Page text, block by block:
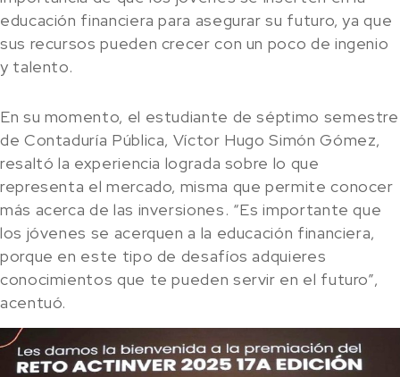
educación financiera para asegurar su futuro, ya que
sus recursos pueden crecer con un poco de ingenio
y talento.
En su momento, el estudiante de séptimo semestre
de Contaduría Pública, Víctor Hugo Simón Gómez,
resaltó la experiencia lograda sobre lo que
representa el mercado, misma que permite conocer
más acerca de las inversiones. “Es importante que
los jóvenes se acerquen a la educación financiera,
porque en este tipo de desafíos adquieres
conocimientos que te pueden servir en el futuro”,
acentuó.